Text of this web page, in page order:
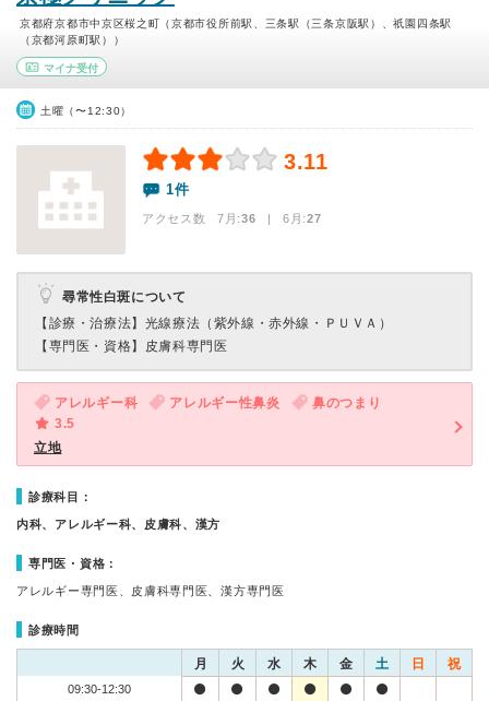
京都府京都市中京区桜之町（京都市役所前駅、三条駅（三条京阪駅）、祇園四条駅
（京都河原町駅））
マイナ受付
土曜（〜12:30）
3.11
1件
アクセス数 7月:36 | 6月:27
尋常性白斑について
【診療・治療法】 光線療法（紫外線・赤外線・ＰＵＶＡ）
【専門医・資格】 皮膚科専門医
アレルギー科 アレルギー性鼻炎
鼻のつまり
3.5
立地
診療科目：
内科、アレルギー科、皮膚科、漢方
専門医・資格：
アレルギー専門医、皮膚科専門医、漢方専門医
診療時間
月 火 水 木 金 土 日 祝
09:30-12:30